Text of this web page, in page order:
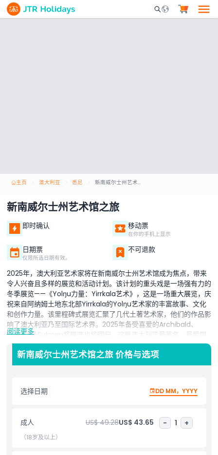
Mobile Search
主页 澳大利亚 悉尼 新南威尔士州艺术馆之旅
新南威尔士州艺术馆之旅
即时确认 移动票
在你的手机上显示
日期票
仅限所选日期有效。
不可退款
2025年，澳大利亚艺术家将在新南威尔士州艺术馆成为焦点，带来
令人兴奋且多样的展览和活动计划。该计划的重头戏是一场强有力的
冬季展览——《Yolŋu力量：Yirrkala艺术》，这是一场重大展览，庆
祝来自阿纳姆土地东北部Yirrkala的Yolŋu艺术家的丰富故事、文化
和创作力量。该里程碑式展览汇聚了几代土著艺术家，他们的作品影
响了澳大利亚乃至国际艺术界。2025年备受喜爱的Archibald、
Wynne及Sulman奖展览也将回归，这是澳大利亚最著名、最受期
待的艺术奖项。作为艺术馆独家举办的年度活动，它突显了肖像画、
风景画和主题绘画的最佳作品，吸引了来自全国的艺术爱好者。访客
还可享受专家导览和文化洞察，深入理解展出的作品。对于希望获得
难忘。新南威尔士州艺术馆免费入场，但部分展览和导览需购票。欢
迎今日前来，探索塑造澳大利亚艺术未来的非凡创意。
亮点
阅读更多
新南威尔士州艺术馆之旅 价格与选项
选择日期 DD MM，YYYY
成人 US$ 49.28US$ 43.65 - 1 +
（18岁及以上）